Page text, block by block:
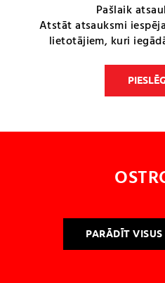
Pašlaik
Atstāt atsauksmi
lietotājiem, kuri
PARĀDĪT